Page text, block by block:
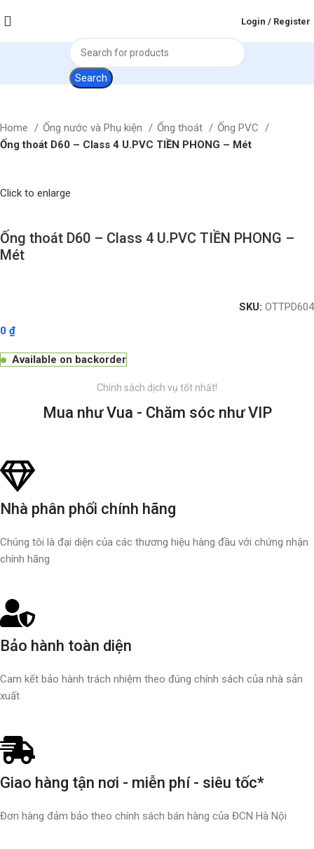
Login / Register
Search
Home Ống nước và Phụ kiện Ống thoát
Ống PVC
Ống thoát D60 – Class 4 U.PVC TIỀN PHONG – Mét
Click to enlarge
Ống thoát D60 – Class 4 U.PVC TIỀN PHONG –
Mét
SKU: OTTPD604
0₫
Available on backorder
Chính sách dịch vụ tốt nhất!
Mua như Vua - Chăm sóc như VIP
Nhà phân phối chính hãng
Chúng tôi là đại diện của các thương hiệu hàng đầu với chứng nhận
chính hãng
Bảo hành toàn diện
Cam kết bảo hành trách nhiệm theo đúng chính sách của nhà sản
xuất
Giao hàng tận nơi - miễn phí - siêu tốc*
Đơn hàng đảm bảo theo chính sách bán hàng của ĐCN Hà Nội